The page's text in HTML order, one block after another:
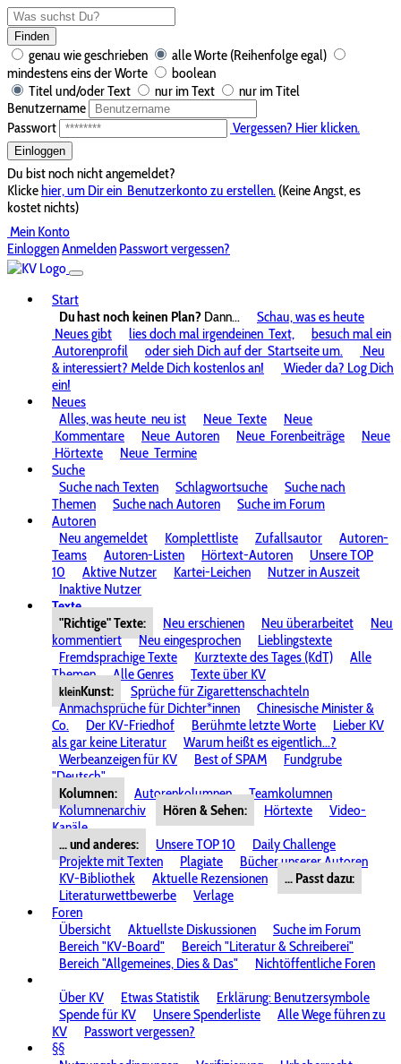
Finden
genau wie geschrieben
alle Worte (Reihenfolge egal)
mindestens eins der Worte
boolean
Titel und/oder Text
nur im Text
nur im Titel
Benutzername
Passwort
Vergessen? Hier klicken.
Einloggen
Du bist noch nicht angemeldet?
Klickehier, um Dir ein Benutzerkonto zu erstellen. (Keine Angst, es
kostet nichts)
Mein Konto
EinloggenAnmelden Passwort vergessen?
Start
Du hast noch keinen Plan? Dann...
Schau, was es heute
Neues gibt
lies doch mal irgendeinen Text,
besuch mal ein
Autorenprofil
oder sieh Dich auf der Startseite um.
Neu
& interessiert? Melde Dich kostenlos an!
Wieder da? Log Dich
ein!
Neues
Alles, was heute neu ist Neue Texte
Neue
Kommentare
Neue Autoren Neue Forenbeiträge
Neue
Hörtexte
Neue Termine
Suche
Suche nach Texten
Schlagwortsuche
Suche nach
Themen
Suche nach Autoren
Suche im Forum
Autoren
Neu angemeldet
Komplettliste Zufallsautor
Autoren-
Teams
Autoren-Listen Hörtext-Autoren
Unsere TOP
10
Aktive Nutzer Kartei-Leichen
Nutzer in Auszeit
Inaktive Nutzer
Texte
"Richtige" Texte:
Neu erschienen Neu überarbeitet
Neu
kommentiert
Neu eingesprochen
Lieblingstexte
Fremdsprachige Texte
Kurztexte des Tages (KdT)
Alle
Themen
Alle Genres Texte über KV
kleinKunst:
Sprüche für Zigarettenschachteln
Anmachsprüche für Dichter*innen
Chinesische Minister &
Co.
Der KV-Friedhof Berühmte letzte Worte
Lieber KV
als gar keine Literatur
Warum heißt es eigentlich...?
Werbeanzeigen für KV
Best of SPAM
Fundgrube
"Deutsch"
Kolumnen:
Autorenkolumnen
Teamkolumnen
Kolumnenarchiv
Hören & Sehen: Hörtexte
Video-
Kanäle
... und anderes:
Unsere TOP 10
Daily Challenge
Projekte mit Texten
Plagiate
Bücher unserer Autoren
KV-Bibliothek
Aktuelle Rezensionen
... Passt dazu:
Literaturwettbewerbe
Verlage
Foren
Übersicht
Aktuellste Diskussionen
Suche im Forum
Bereich "KV-Board"
Bereich "Literatur & Schreiberei"
Bereich "Allgemeines, Dies & Das"
Nichtöffentliche Foren
Über KV
Etwas Statistik
Erklärung: Benutzersymbole
Spende für KV
Unsere Spenderliste
Alle Wege führen zu
KV
Passwort vergessen?
§§